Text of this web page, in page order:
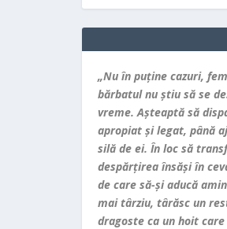
„Nu în puţine cazuri,
bărbatul nu ştiu să se
vreme. Aşteaptă să
apropiat şi legat, până
silă de ei. În loc să
despărţirea însăşi în
de care să-şi aducă
mai târziu, târăsc un
dragoste ca un hoit